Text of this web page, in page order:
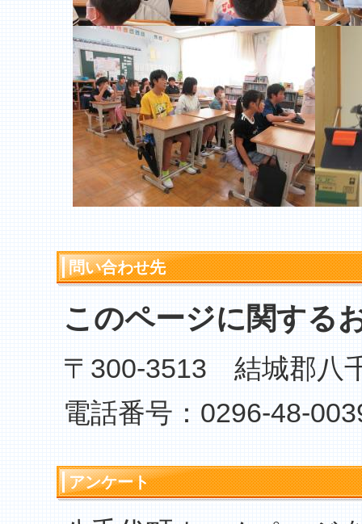
問い合わせ先
このページに関する
〒300-3513 結城郡八
電話番号：0296-48-
アンケート